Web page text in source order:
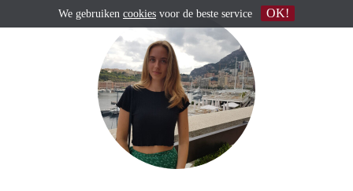
We gebruiken cookies voor de beste service OK!